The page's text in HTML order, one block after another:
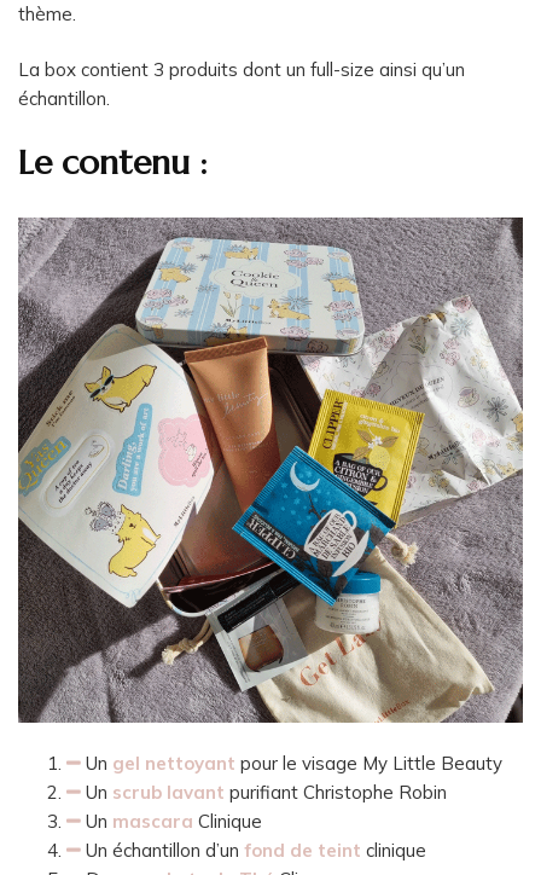
thème.
La box contient 3 produits dont un full-size ainsi qu’un
échantillon.
Le contenu :
Un gel nettoyant pour le visage My Little Beauty
Un scrub lavant purifiant Christophe Robin
Un mascara Clinique
Un échantillon d’un fond de teint clinique